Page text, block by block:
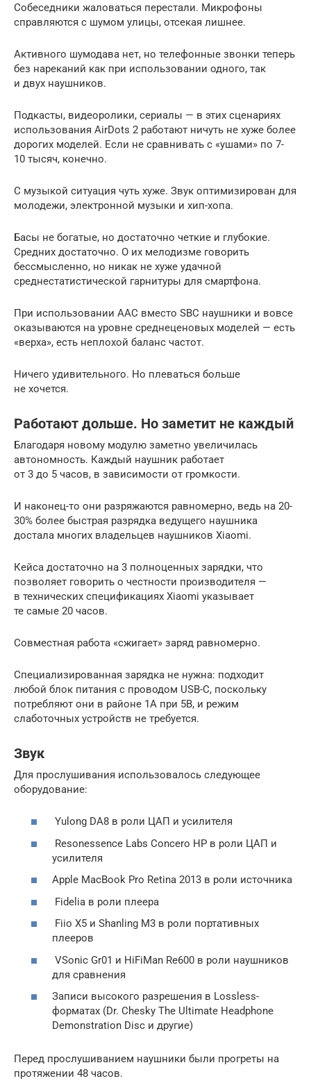
Собеседники жаловаться перестали. Микрофоны
справляются с шумом улицы, отсекая лишнее.
Активного шумодава нет, но телефонные звонки теперь
без нареканий как при использовании одного, так
и двух наушников.
Подкасты, видеоролики, сериалы — в этих сценариях
использования AirDots 2 работают ничуть не хуже более
дорогих моделей. Если не сравнивать с «ушами» по 7-
10 тысяч, конечно.
С музыкой ситуация чуть хуже. Звук оптимизирован для
молодежи, электронной музыки и хип-хопа.
Басы не богатые, но достаточно четкие и глубокие.
Средних достаточно. О их мелодизме говорить
бессмысленно, но никак не хуже удачной
среднестатистической гарнитуры для смартфона.
При использовании AAC вместо SBC наушники и вовсе
оказываются на уровне среднеценовых моделей — есть
«верха», есть неплохой баланс частот.
Ничего удивительного. Но плеваться больше
не хочется.
Работают дольше. Но заметит не каждый
Благодаря новому модулю заметно увеличилась
автономность. Каждый наушник работает
от 3 до 5 часов, в зависимости от громкости.
И наконец-то они разряжаются равномерно, ведь на 20-
30% более быстрая разрядка ведущего наушника
достала многих владельцев наушников Xiaomi.
Кейса достаточно на 3 полноценных зарядки, что
позволяет говорить о честности производителя —
в технических спецификациях Xiaomi указывает
те самые 20 часов.
Совместная работа «сжигает» заряд равномерно.
Специализированная зарядка не нужна: подходит
любой блок питания с проводом USB-C, поскольку
потребляют они в районе 1А при 5В, и режим
слаботочных устройств не требуется.
Звук
Для прослушивания использовалось следующее
оборудование:
Yulong DA8 в роли ЦАП и усилителя
Resonessence Labs Concero HP в роли ЦАП и
усилителя
Apple MacBook Pro Retina 2013 в роли источника
Fidelia в роли плеера
Fiio X5 и Shanling M3 в роли портативных
плееров
VSonic Gr01 и HiFiMan Re600 в роли наушников
для сравнения
Записи высокого разрешения в Lossless-
форматах (Dr. Chesky The Ultimate Headphone
Demonstration Disc и другие)
Перед прослушиванием наушники были прогреты на
протяжении 48 часов.